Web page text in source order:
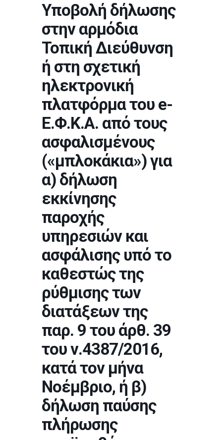
Υποβολή δήλωσης
στην αρμόδια
Τοπική Διεύθυνση
ή στη σχετική
ηλεκτρονική
πλατφόρμα του e-
Ε.Φ.Κ.Α. από τους
ασφαλισμένους
(«μπλοκάκια») για
α) δήλωση
εκκίνησης
παροχής
υπηρεσιών και
ασφάλισης υπό το
καθεστώς της
ρύθμισης των
διατάξεων της
παρ. 9 του άρθ. 39
του ν.4387/2016,
κατά τον μήνα
Νοέμβριο, ή β)
δήλωση παύσης
πλήρωσης